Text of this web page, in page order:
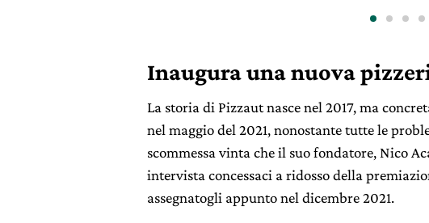
Inaugura una nuova
La storia di Pizzaut nasce nel 2017, ma
nel maggio del 2021, nonostante tutte le
scommessa vinta che il suo fondatore, Nico
intervista concessaci a ridosso della
assegnatogli appunto nel dicembre 2021.